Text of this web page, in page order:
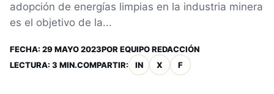
adopción de energías limpias en la industria minera
es el objetivo de la...
FECHA: 29 MAYO 2023POR EQUIPO REDACCIÓN
LECTURA: 3 MIN.COMPARTIR: IN X F